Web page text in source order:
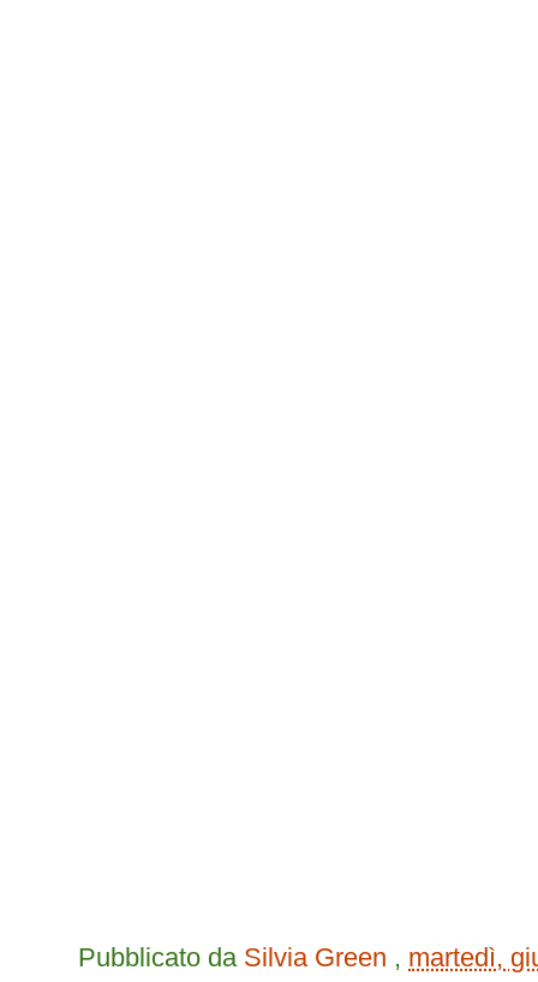
Pubblicato da Silvia Green , martedì,